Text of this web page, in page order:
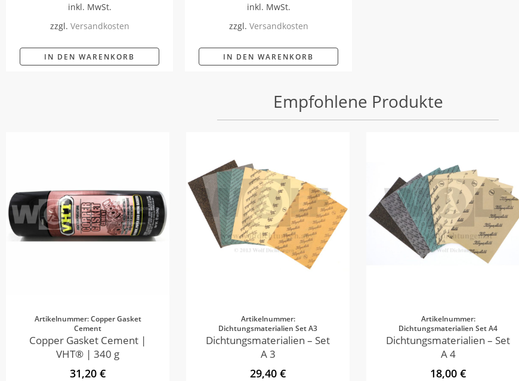
inkl. MwSt.
zzgl. Versandkosten
IN DEN WARENKORB
inkl. MwSt.
zzgl. Versandkosten
IN DEN WARENKORB
Empfohlene Produkte
Artikelnummer: Copper Gasket
Cement
Copper Gasket Cement |
VHT® | 340 g
31,20 €
Artikelnummer:
Dichtungsmaterialien Set A3
Dichtungsmaterialien – Set
A 3
29,40 €
Artikelnummer:
Dichtungsmaterialien Set A4
Dichtungsmaterialien – Set
A 4
18,00 €